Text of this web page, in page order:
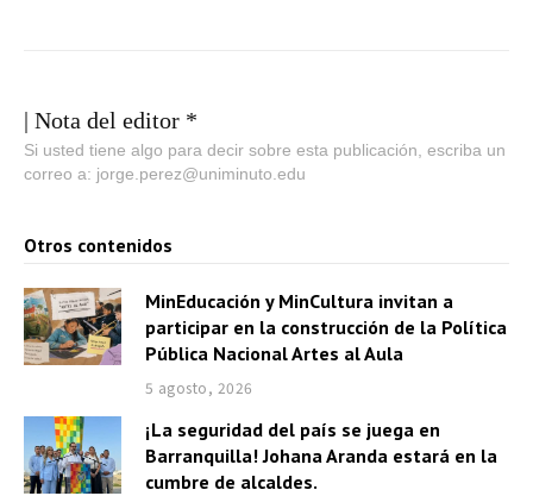
| Nota del editor *
Si usted tiene algo para decir sobre esta publicación, escriba un
correo a: jorge.perez@uniminuto.edu
Otros contenidos
MinEducación y MinCultura invitan a
participar en la construcción de la Política
Pública Nacional Artes al Aula
5 agosto, 2026
¡La seguridad del país se juega en
Barranquilla! Johana Aranda estará en la
cumbre de alcaldes.